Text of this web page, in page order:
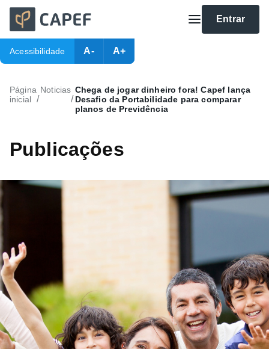
Entrar
Acessibilidade A- A+
Página
inicial /
Noticias
/
Chega de jogar dinheiro fora! Capef lança
Desafio da Portabilidade para comparar
planos de Previdência
Publicações